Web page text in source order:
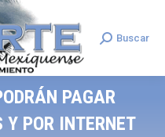
Search:
Buscar
PAGAR
Y POR INTERNET